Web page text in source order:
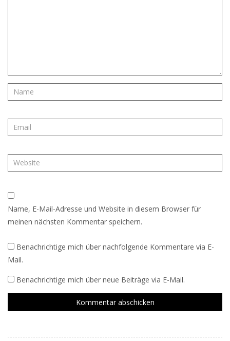
Name, E-Mail-Adresse und Website in diesem Browser für
meinen nächsten Kommentar speichern.
Benachrichtige mich über nachfolgende Kommentare via E-
Mail.
Benachrichtige mich über neue Beiträge via E-Mail.